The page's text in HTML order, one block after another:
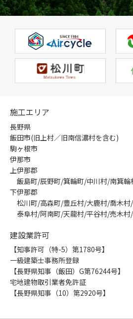
施工エリア
長野県
飯田市(旧上村／旧南信濃村を含む)
駒ヶ根市
伊那市
上伊那郡
飯島町/辰野町/箕輪町/中川村/南箕輪
下伊那郡
松川町/高森町/豊丘村/大鹿村/喬木
泰阜村/阿南町/天龍村/平谷村/売木村
建設業許可
【知事許可（特-5）第1780号】
一級建築士事務所登録
【長野県知事（飯田）G第76244号】
宅地建物取引業者免許証
【長野県知事（10）第2920号】